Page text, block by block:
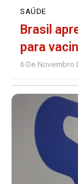
SAÚDE
Brasil
para
6 De Novembro